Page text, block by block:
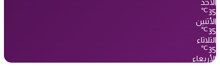
الأحد
35
℃
الأثنين
35
℃
الثلاثاء
35
℃
الأربعاء